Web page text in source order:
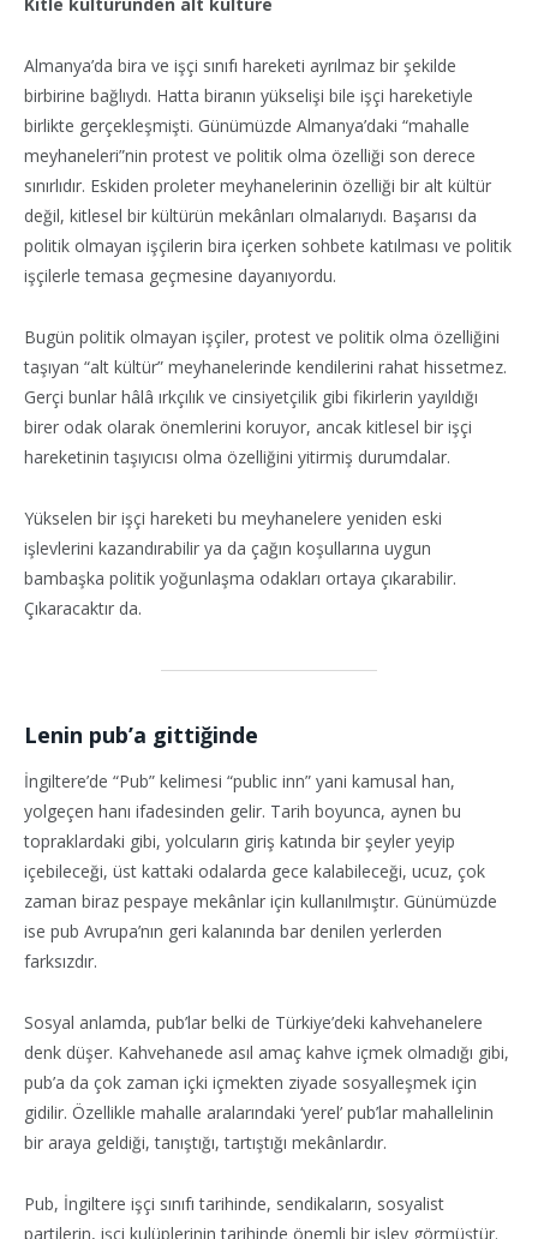
Almanya’da bira ve işçi sınıfı hareketi ayrılmaz bir şekilde
birbirine bağlıydı. Hatta biranın yükselişi bile işçi hareketiyle
birlikte gerçekleşmişti. Günümüzde Almanya’daki “mahalle
meyhaneleri”nin protest ve politik olma özelliği son derece
sınırlıdır. Eskiden proleter meyhanelerinin özelliği bir alt kültür
değil, kitlesel bir kültürün mekânları olmalarıydı. Başarısı da
politik olmayan işçilerin bira içerken sohbete katılması ve politik
işçilerle temasa geçmesine dayanıyordu.
Bugün politik olmayan işçiler, protest ve politik olma özelliğini
taşıyan “alt kültür” meyhanelerinde kendilerini rahat hissetmez.
Gerçi bunlar hâlâ ırkçılık ve cinsiyetçilik gibi fikirlerin yayıldığı
birer odak olarak önemlerini koruyor, ancak kitlesel bir işçi
hareketinin taşıyıcısı olma özelliğini yitirmiş durumdalar.
Yükselen bir işçi hareketi bu meyhanelere yeniden eski
işlevlerini kazandırabilir ya da çağın koşullarına uygun
bambaşka politik yoğunlaşma odakları ortaya çıkarabilir.
Çıkaracaktır da.
Lenin pub’a gittiğinde
İngiltere’de “Pub” kelimesi “public inn” yani kamusal han,
yolgeçen hanı ifadesinden gelir. Tarih boyunca, aynen bu
topraklardaki gibi, yolcuların giriş katında bir şeyler yeyip
içebileceği, üst kattaki odalarda gece kalabileceği, ucuz, çok
zaman biraz pespaye mekânlar için kullanılmıştır. Günümüzde
ise pub Avrupa’nın geri kalanında bar denilen yerlerden
farksızdır.
Sosyal anlamda, pub’lar belki de Türkiye’deki kahvehanelere
denk düşer. Kahvehanede asıl amaç kahve içmek olmadığı gibi,
pub’a da çok zaman içki içmekten ziyade sosyalleşmek için
gidilir. Özellikle mahalle aralarındaki ‘yerel’ pub’lar mahallelinin
bir araya geldiği, tanıştığı, tartıştığı mekânlardır.
Pub, İngiltere işçi sınıfı tarihinde, sendikaların, sosyalist
partilerin, işçi kulüplerinin tarihinde önemli bir işlev görmüştür.